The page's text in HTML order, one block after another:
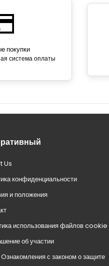
покупки
система оплаты
Us
конфиденциальности
и положения
использования файлов cookie
об участии
Oзнакомления с законом о защите